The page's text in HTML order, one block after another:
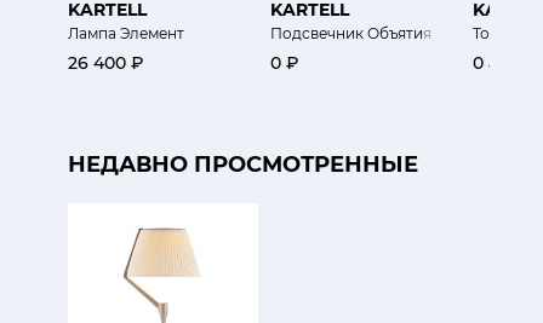
KARTELL
Лампа Элемент
26 400 ₽
KARTELL
Подсвечник Объятия
0 ₽
Торшер
0 ₽
НЕДАВНО ПРОСМОТРЕННЫЕ